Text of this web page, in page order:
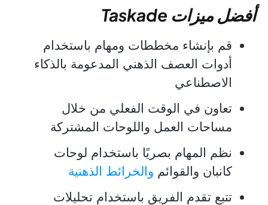
أفضل ميزات Taskade
قم بإنشاء مخططات ومهام باستخدام
أدوات العصف الذهني المدعومة بالذكاء
الاصطناعي
تعاون في الوقت الفعلي من خلال
مساحات العمل واللوحات المشتركة
نظم المهام بصريًا باستخدام لوحات
كانبان والقوائم والخرائط الذهنية
تتبع تقدم الفريق باستخدام تحليلات